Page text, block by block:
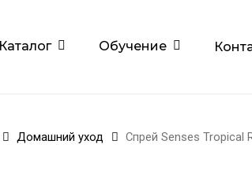
Каталог Обучение
Домашний уход Спрей Senses Tropical